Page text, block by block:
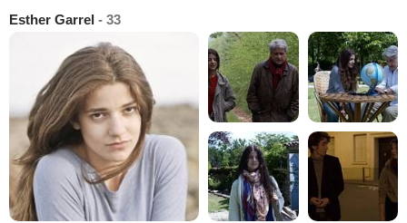
Esther Garrel - 33